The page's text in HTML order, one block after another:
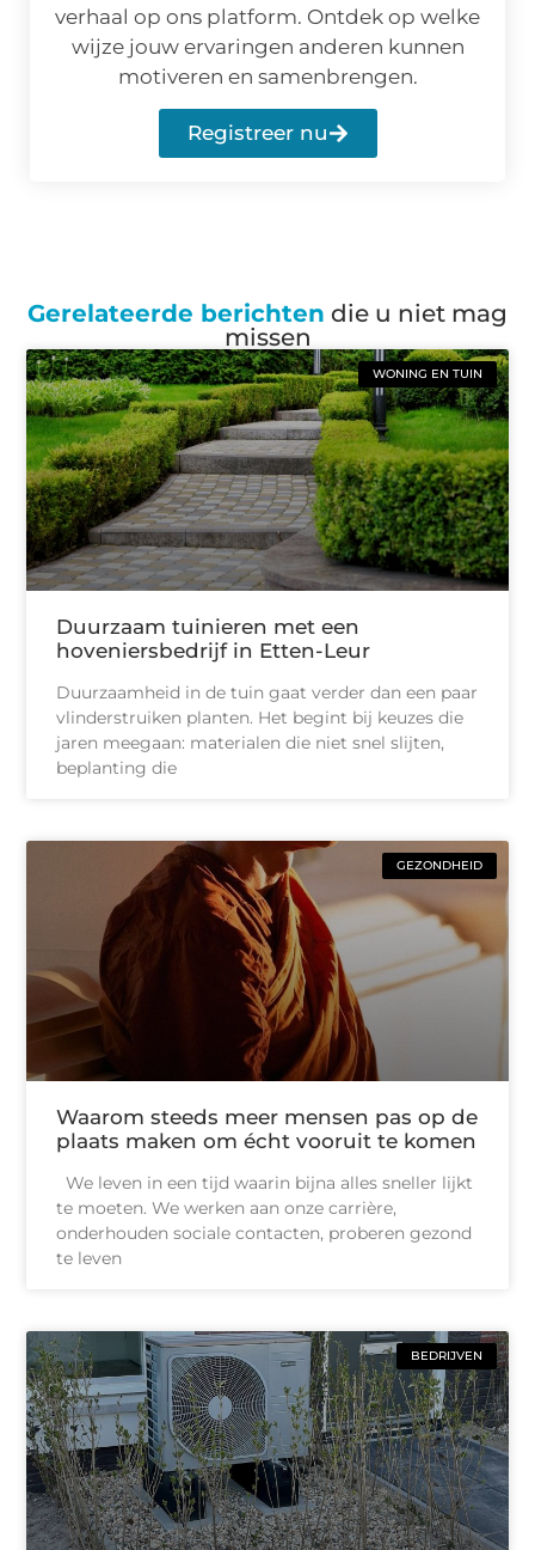
verhaal op ons platform. Ontdek op welke
wijze jouw ervaringen anderen kunnen
motiveren en samenbrengen.
Registreer nu
Gerelateerde berichten die u niet mag
missen
WONING EN TUIN
Duurzaam tuinieren met een
hoveniersbedrijf in Etten-Leur
Duurzaamheid in de tuin gaat verder dan een paar
vlinderstruiken planten. Het begint bij keuzes die
jaren meegaan: materialen die niet snel slijten,
beplanting die
GEZONDHEID
Waarom steeds meer mensen pas op de
plaats maken om écht vooruit te komen
We leven in een tijd waarin bijna alles sneller lijkt
te moeten. We werken aan onze carrière,
onderhouden sociale contacten, proberen gezond
te leven
BEDRIJVEN